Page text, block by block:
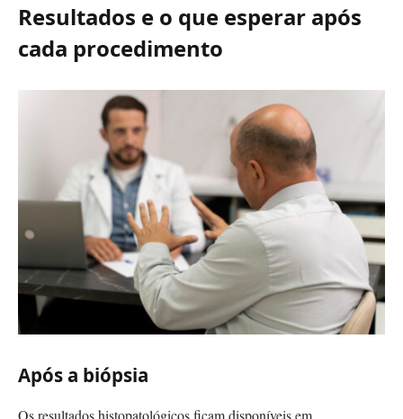
Resultados e o que esperar após
cada procedimento
Após a biópsia
Os resultados histopatológicos ficam disponíveis em